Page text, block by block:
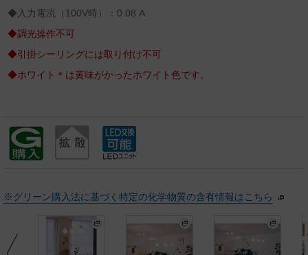
◆入力電流（100V時）：0.08 A
◆調光操作不可
◆引掛シーリングには取り付け不可
◆ホワイト＊は黄味がかったホワイト色です。
※グリーン購入法に基づく特定の化学物質の含有情報はこちら